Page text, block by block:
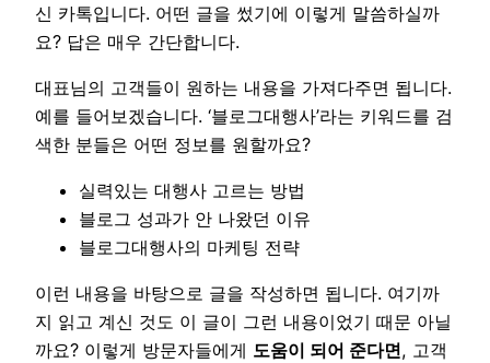
신 카톡입니다. 어떤 글을 썼기에 이렇게 말씀하실까
요? 답은 매우 간단합니다.
대표님의 고객들이 원하는 내용을 가져다주면 됩니다.
예를 들어보겠습니다. ‘블로그대행사’라는 키워드를 검
색한 분들은 어떤 정보를 원할까요?
실력있는 대행사 고르는 방법
블로그 성과가 안 나왔던 이유
블로그대행사의 마케팅 전략
이런 내용을 바탕으로 글을 작성하면 됩니다. 여기까
지 읽고 계신 것도 이 글이 그런 내용이었기 때문 아닐
까요? 이렇게 방문자들에게 도움이 되어 준다면, 고객